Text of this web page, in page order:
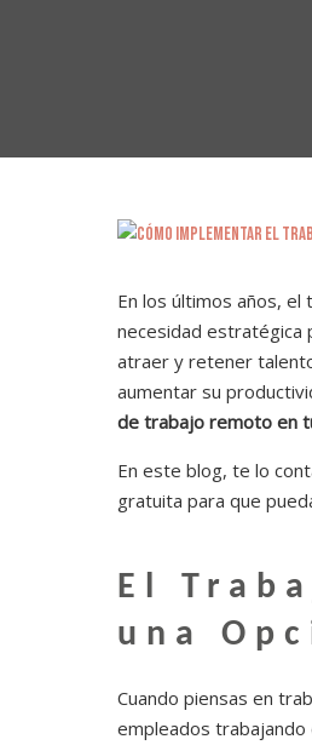
En los últimos años,
necesidad estratégica
atraer y retener
aumentar su
de trabajo remoto en
En este blog, te lo
gratuita para que
El
una
Cuando piensas en
empleados trabajando